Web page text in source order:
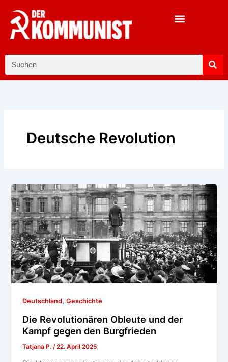
Inhalt
springen
Deutsche Revolution
Deutschland,Geschichte
Die Revolutionären Obleute und der
Kampf gegen den Burgfrieden
Tatjana P. /22. April 2025